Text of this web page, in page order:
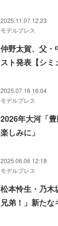
2025.11.07 12:23
モデルプレス
仲野太賀、父・
スト発表【シミ
2025.07.16 16:04
モデルプレス
2026年大河「
楽しみに」
2025.06.06 12:18
モデルプレス
松本怜生・乃木
兄弟！」新たな